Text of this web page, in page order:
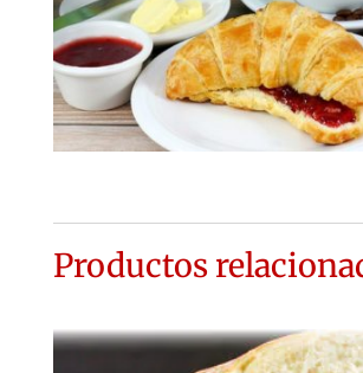
Productos